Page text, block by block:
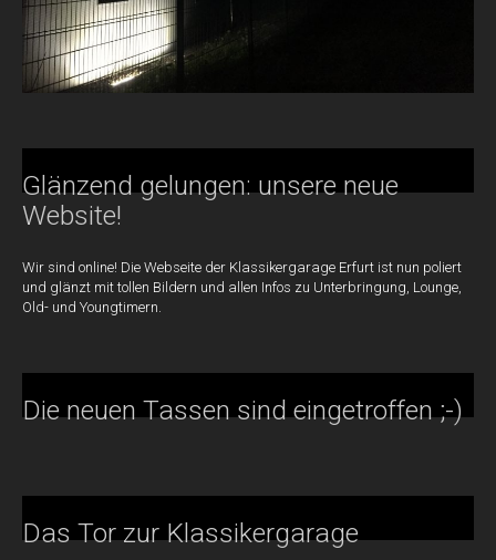
Glänzend gelungen: unsere neue
Website!
Wir sind online! Die Webseite der Klassikergarage Erfurt ist nun poliert
und glänzt mit tollen Bildern und allen Infos zu Unterbringung, Lounge,
Old- und Youngtimern.
Die neuen Tassen sind eingetroffen ;-)
Das Tor zur Klassikergarage